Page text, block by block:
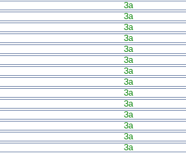
За
За
За
За
За
За
За
За
За
За
За
За
За
За